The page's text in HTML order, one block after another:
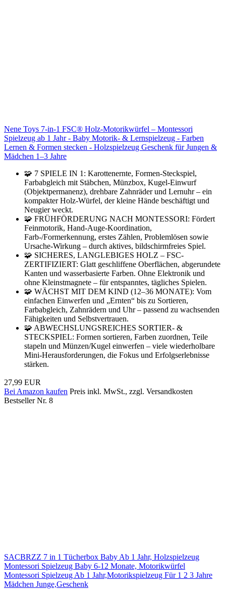
Nene Toys 7-in-1 FSC® Holz-Motorikwürfel – Montessori
Spielzeug ab 1 Jahr - Baby Motorik- & Lernspielzeug - Farben
Lernen & Formen stecken - Holzspielzeug Geschenk für Jungen &
Mädchen 1–3 Jahre
🧩 7 SPIELE IN 1: Karottenernte, Formen-Steckspiel,
Farbabgleich mit Stäbchen, Münzbox, Kugel-Einwurf
(Objektpermanenz), drehbare Zahnräder und Lernuhr – ein
kompakter Holz-Würfel, der kleine Hände beschäftigt und
Neugier weckt.
🧩 FRÜHFÖRDERUNG NACH MONTESSORI: Fördert
Feinmotorik, Hand-Auge-Koordination,
Farb-/Formerkennung, erstes Zählen, Problemlösen sowie
Ursache-Wirkung – durch aktives, bildschirmfreies Spiel.
🧩 SICHERES, LANGLEBIGES HOLZ – FSC-
ZERTIFIZIERT: Glatt geschliffene Oberflächen, abgerundete
Kanten und wasserbasierte Farben. Ohne Elektronik und
ohne Kleinstmagnete – für entspanntes, tägliches Spielen.
🧩 WÄCHST MIT DEM KIND (12–36 MONATE): Vom
einfachen Einwerfen und „Ernten“ bis zu Sortieren,
Farbabgleich, Zahnrädern und Uhr – passend zu wachsenden
Fähigkeiten und Selbstvertrauen.
🧩 ABWECHSLUNGSREICHES SORTIER- &
STECKSPIEL: Formen sortieren, Farben zuordnen, Teile
stapeln und Münzen/Kugel einwerfen – viele wiederholbare
Mini-Herausforderungen, die Fokus und Erfolgserlebnisse
stärken.
27,99 EUR
Bei Amazon kaufen Preis inkl. MwSt., zzgl. Versandkosten
Bestseller Nr. 8
SACBRZZ 7 in 1 Tücherbox Baby Ab 1 Jahr, Holzspielzeug
Montessori Spielzeug Baby 6-12 Monate, Motorikwürfel
Montessori Spielzeug Ab 1 Jahr,Motorikspielzeug Für 1 2 3 Jahre
Mädchen Junge,Geschenk